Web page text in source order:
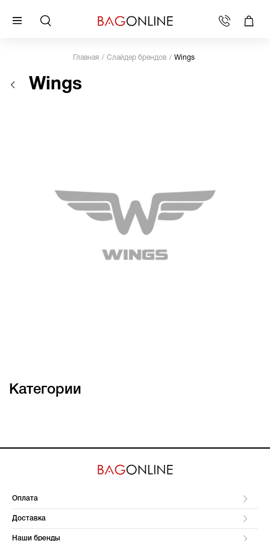
Главная Слайдер брендов Wings
Wings
Категории
Оплата
Доставка
Наши бренды